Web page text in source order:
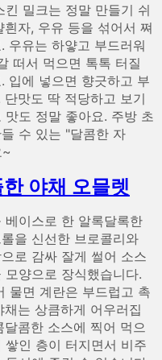
킨 밀크는 정말 만들기 쉬
흰자, 우유 등을 섞어서 쪄
우유는 하얗고 부드러워
떠서 먹으면 톡톡 터질
입에 넣으면 향긋하고 부
단맛도 딱 적당하고 보기
맛도 정말 좋아요. 주방 초
수 있는 "달콤한 자
야채 오믈렛
베이스로 한 알록달록한
을 신선한 브로콜리와
로 감싸 잘게 썰어 소스
모양으로 장식했습니다.
물면 계란은 부드럽고 촉
채는 상큼하게 어우러집
달콤한 소스에 찍어 먹으
쌓인 층이 터지면서 비주